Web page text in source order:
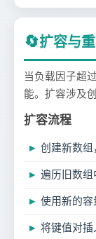
🔄扩容与
当负载因子超
能。扩容涉及
扩容流程
创建新数
遍历旧数
使用新的
将键值对